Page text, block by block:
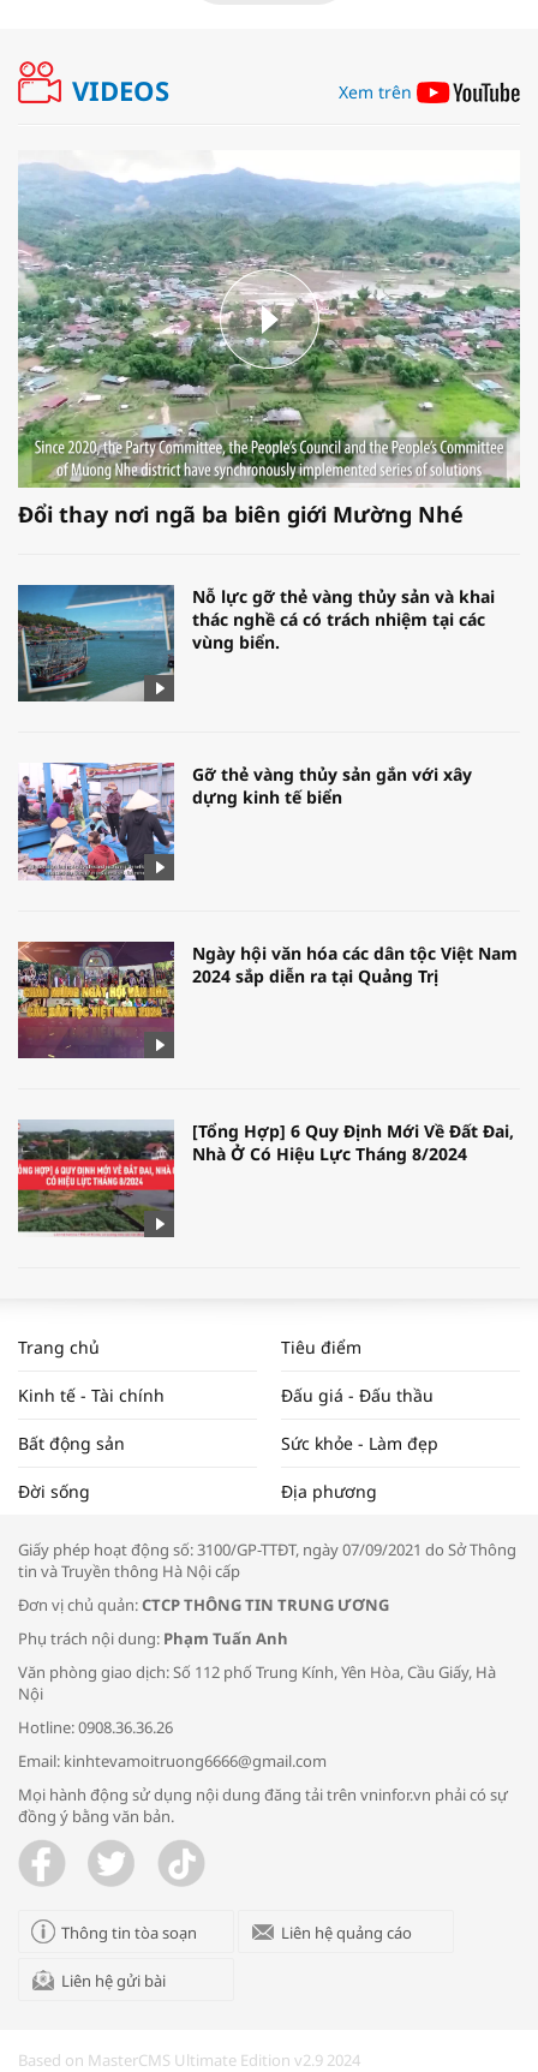
VIDEOS Xem trên
Đổi thay nơi ngã ba biên giới Mường Nhé
Nỗ lực gỡ thẻ vàng thủy sản và khai
thác nghề cá có trách nhiệm tại các
vùng biển.
Gỡ thẻ vàng thủy sản gắn với xây
dựng kinh tế biển
Ngày hội văn hóa các dân tộc Việt Nam
2024 sắp diễn ra tại Quảng Trị
[Tổng Hợp] 6 Quy Định Mới Về Đất Đai,
Nhà Ở Có Hiệu Lực Tháng 8/2024
NAM NĂM 2024 VÀ NĂM 2025 | NHỊP
ĐẬP THỊ TRƯỜNG #62
Tọa đàm “Xúc tiến thương mại: Khơi
Bác sĩ tư vấn cách phòng tránh bệnh
đường hô hấp trong thời tiết giao mùa
Trao yêu thương cho em
Trang chủ Tiêu điểm
Kinh tế - Tài chính Đấu giá - Đấu thầu
Bất động sản Sức khỏe - Làm đẹp
Đời sống Địa phương
Giấy phép hoạt động số: 3100/GP-TTĐT, ngày 07/09/2021 do Sở Thông
tin và Truyền thông Hà Nội cấp
Đơn vị chủ quản:CTCP THÔNG TIN TRUNG ƯƠNG
Phụ trách nội dung: Phạm Tuấn Anh
Văn phòng giao dịch: Số 112 phố Trung Kính, Yên Hòa, Cầu Giấy, Hà
Nội
Hotline: 0908.36.36.26
Email: kinhtevamoitruong6666@gmail.com
Mọi hành động sử dụng nội dung đăng tải trên vninfor.vn phải có sự
đồng ý bằng văn bản.
Thông tin tòa soạn Liên hệ quảng cáo
Liên hệ gửi bài
Based on MasterCMS Ultimate Edition v2.9 2024